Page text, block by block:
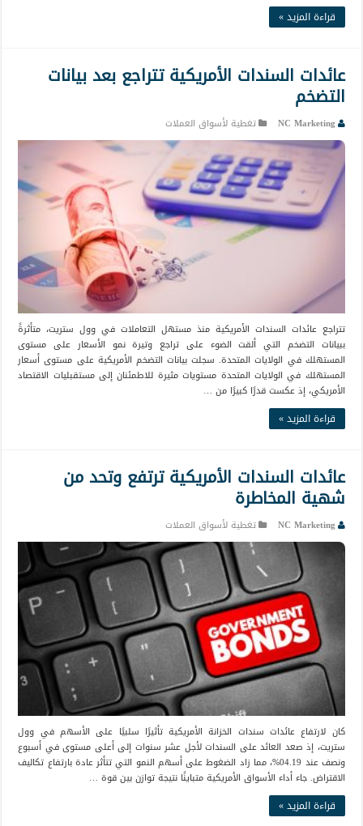
قراءة المزيد »
عائدات السندات الأمريكية تتراجع بعد بيانات
التضخم
NC Marketing تغطية لأسواق العملات
تتراجع عائدات السندات الأمريكية منذ مستهل التعاملات في وول ستريت، متأثرةً
ببيانات التضخم التي ألقت الضوء على تراجع وتيرة نمو الأسعار على مستوى
المستهلك في الولايات المتحدة. سجلت بيانات التضخم الأمريكية على مستوى أسعار
المستهلك في الولايات المتحدة مستويات مثيرة للاطمئنان إلى مستقبليات الاقتصاد
الأمريكي، إذ عكست قدرًا كبيرًا من …
قراءة المزيد »
عائدات السندات الأمريكية ترتفع وتحد من
شهية المخاطرة
NC Marketing تغطية لأسواق العملات
كان لارتفاع عائدات سندات الخزانة الأمريكية تأثيرًا سلبيًا على الأسهم في وول
ستريت، إذ صعد العائد على السندات لأجل عشر سنوات إلى أعلى مستوى في أسبوع
ونصف عند 04.19%، مما زاد الضغوط على أسهم النمو التي تتأثر عادة بارتفاع تكاليف
الاقتراض. جاء أداء الأسواق الأمريكية متباينًا نتيجة توازن بين قوة …
قراءة المزيد »